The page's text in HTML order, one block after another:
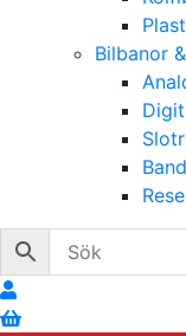
Plast
Bilbanor